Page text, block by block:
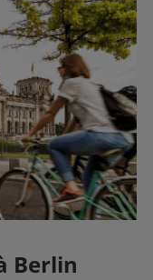
Berlin